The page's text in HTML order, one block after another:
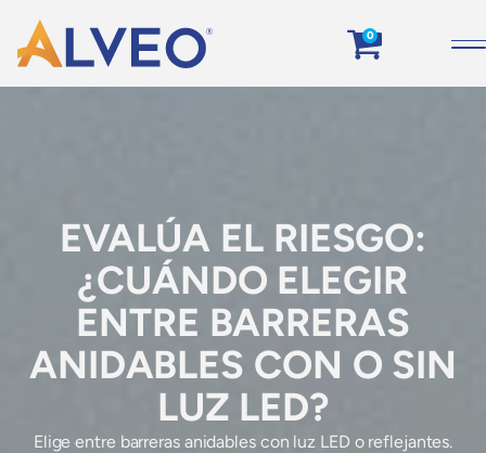
0
EVALÚA EL RIESGO:
¿CUÁNDO ELEGIR
ENTRE BARRERAS
ANIDABLES CON O SIN
LUZ LED?
Elige entre barreras anidables con luz LED o reflejantes.